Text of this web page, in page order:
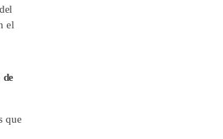
el
que